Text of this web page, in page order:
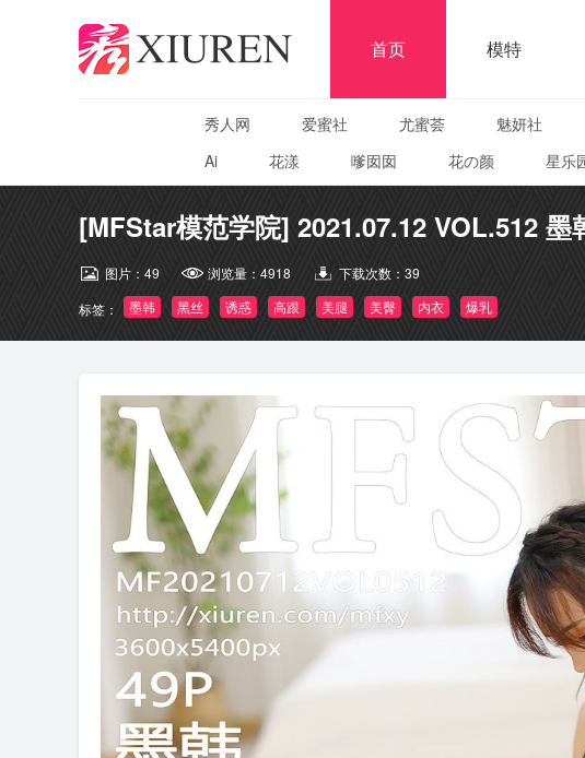
首页 模特
秀人网 爱蜜社 尤蜜荟 魅妍社
Ai
花漾 嗲囡囡 花の颜 星乐
[MFStar模范学院] 2021.07.12 VOL.512 墨
图片： 49 浏览量： 4918 下载次数： 39
标签：
墨韩 黑丝 诱惑 高跟 美腿 美臀 内衣 爆乳